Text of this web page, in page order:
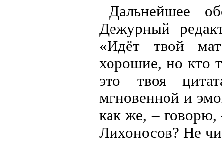
Дальнейшее
Дежурный
«Идёт твой
хорошие, но кто
это твоя
мгновенной и
как же, – говорю,
Лихоносов? Не